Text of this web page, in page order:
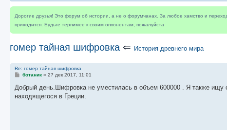
Дорогие друзья! Это форум об истории, а не о форумчанах. За любое хамство и
приходится. Будьте терпимее к своим оппонентам, пожалуйста
гомер тайная шифровка ⇐ История древнего мира
Re: гомер тайная шифровка
С
о
щ
ботаник» 27 дек 2017, 11:01
Добрый день.Шифровка не уместилась в объем 600000 . Я также ищу
находящегося в Греции.